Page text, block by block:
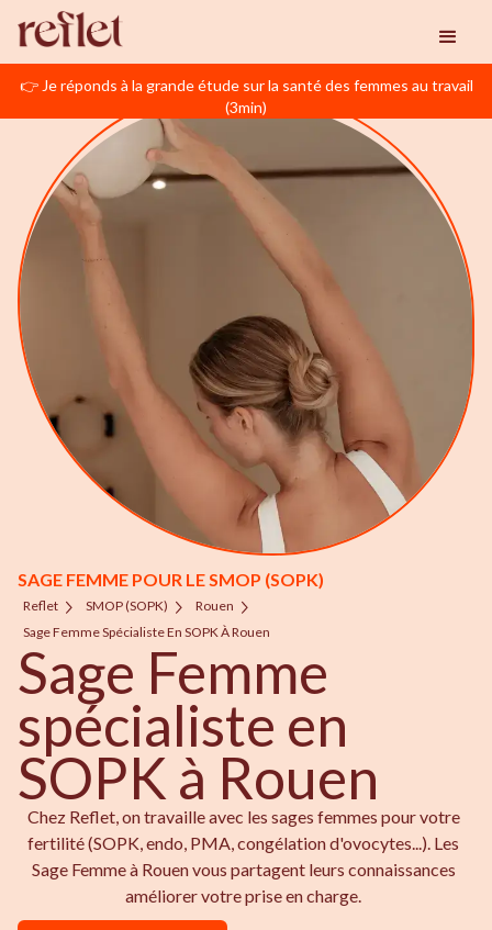
👉 Je réponds à la grande étude sur la santé des femmes au travail
(3min)
SAGE FEMME POUR LE SMOP (SOPK)
Reflet SMOP (SOPK)
Rouen
Sage Femme Spécialiste En SOPK À Rouen
Sage Femme
spécialiste en
SOPK à Rouen
Chez Reflet, on travaille avec les sages femmes pour votre
fertilité (SOPK, endo, PMA, congélation d'ovocytes...). Les
Sage Femme à Rouen vous partagent leurs connaissances
améliorer votre prise en charge.